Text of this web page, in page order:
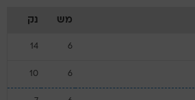
מש נק
6
14
6
10